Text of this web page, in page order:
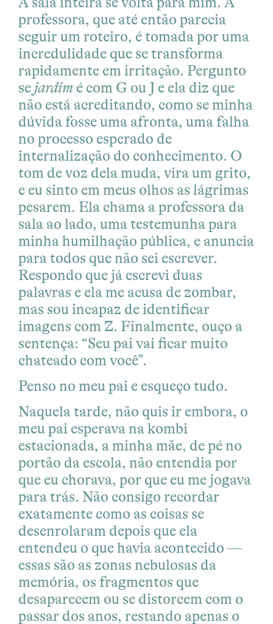
professora, que até então parecia
seguir um roteiro, é tomada por uma
incredulidade que se transforma
rapidamente em irritação. Pergunto
sejardim é com G ou J e ela diz que
não está acreditando, como se minha
dúvida fosse uma afronta, uma falha
no processo esperado de
internalização do conhecimento. O
tom de voz dela muda, vira um grito,
e eu sinto em meus olhos as lágrimas
pesarem. Ela chama a professora da
sala ao lado, uma testemunha para
minha humilhação pública, e anuncia
para todos que não sei escrever.
Respondo que já escrevi duas
palavras e ela me acusa de zombar,
mas sou incapaz de identificar
imagens com Z. Finalmente, ouço a
sentença: “Seu pai vai ficar muito
chateado com você”.
Penso no meu pai e esqueço tudo.
Naquela tarde, não quis ir embora, o
meu pai esperava na kombi
estacionada, a minha mãe, de pé no
portão da escola, não entendia por
que eu chorava, por que eu me jogava
para trás. Não consigo recordar
exatamente como as coisas se
desenrolaram depois que ela
entendeu o que havia acontecido —
essas são as zonas nebulosas da
memória, os fragmentos que
desaparecem ou se distorcem com o
passar dos anos, restando apenas o